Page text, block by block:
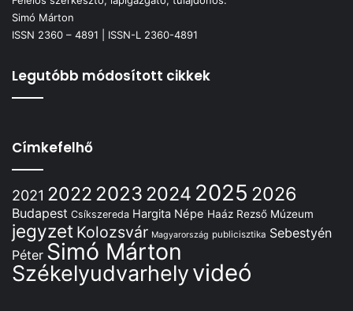
Simó Márton
ISSN 2360 – 4891 | ISSN-L 2360-4891
Legutóbb módosított cikkek
Címkefelhő
2021 2022 2023 2024 2025 2026
Budapest Csíkszereda Hargita Népe Haáz Rezső Múzeum
jegyzet Kolozsvár Magyarország publicisztika Sebestyén
Péter Simó Márton
Székelyudvarhelyvideó